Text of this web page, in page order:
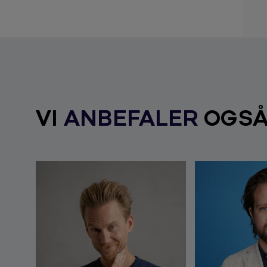
VI ANBEFALER